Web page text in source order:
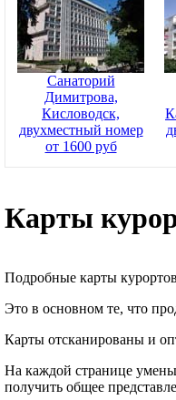
Санаторий
Димитрова,
Кисловодск,
двухместный номер
от 1600 руб
Карты
Подробные карты
Это в основном те, что
Карты отсканированы и
На каждой странице
получить общее